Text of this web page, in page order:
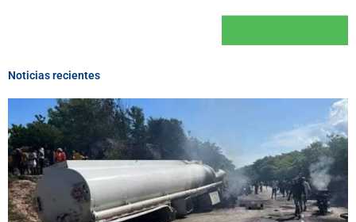
Noticias recientes